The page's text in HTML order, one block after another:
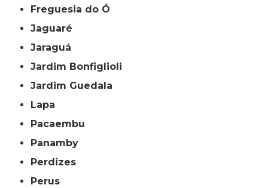
Freguesia do Ó
Jaguaré
Jaraguá
Jardim Bonfiglioli
Jardim Guedala
Lapa
Pacaembu
Panamby
Perdizes
Perus